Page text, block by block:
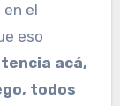
el
eso
acá,
todos